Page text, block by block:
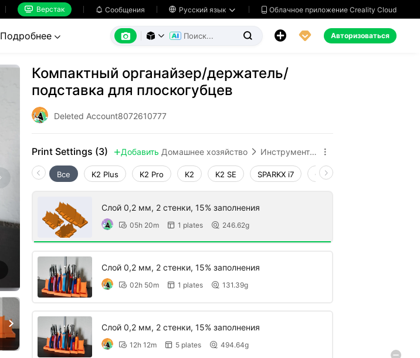
 Верстак  Сообщения  Русский язык   Облачное приложение Creality Cloud
Подробнее        Авторизоваться

Компактный органайзер/держатель/
подставка для плоскогубцев
Deleted Account8072610777
Print Settings (3)  Добавить Домашнее хозяйство  Инструменты и запчасти 
Все K2 Plus K2 Pro K2 K2 SE SPARKX i7 Creality Hi
Слой 0,2 мм, 2 стенки, 15% заполнения
 05h 20m  1 plates  246.62g
Слой 0,2 мм, 2 стенки, 15% заполнения
 02h 50m  1 plates  131.39g
Слой 0,2 мм, 2 стенки, 15% заполнения
 12h 12m  5 plates  494.64g